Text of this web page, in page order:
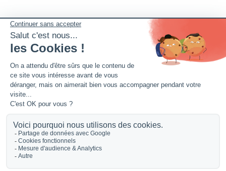
SUIVEZ GERANT DE SARL
Twitter
Facebook